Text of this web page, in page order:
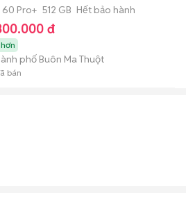
60 Pro+ 512 GB Hết bảo hành
đ
phố Buôn Ma Thuột
bán